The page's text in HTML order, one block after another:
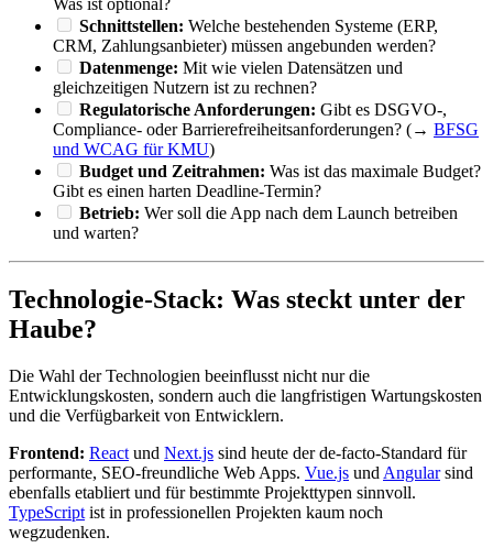
Schnittstellen: Welche bestehenden Systeme (ERP,
CRM, Zahlungsanbieter) müssen angebunden werden?
Datenmenge: Mit wie vielen Datensätzen und
gleichzeitigen Nutzern ist zu rechnen?
Regulatorische Anforderungen: Gibt es DSGVO-,
Compliance- oder Barrierefreiheitsanforderungen? (→ BFSG
und WCAG für KMU)
Budget und Zeitrahmen: Was ist das maximale Budget?
Gibt es einen harten Deadline-Termin?
Betrieb: Wer soll die App nach dem Launch betreiben
und warten?
Technologie-Stack: Was steckt unter der
Haube?
Die Wahl der Technologien beeinflusst nicht nur die
Entwicklungskosten, sondern auch die langfristigen Wartungskosten
und die Verfügbarkeit von Entwicklern.
Frontend: React und Next.js sind heute der de-facto-Standard für
performante, SEO-freundliche Web Apps. Vue.js und Angularsind
ebenfalls etabliert und für bestimmte Projekttypen sinnvoll.
TypeScript ist in professionellen Projekten kaum noch
wegzudenken.